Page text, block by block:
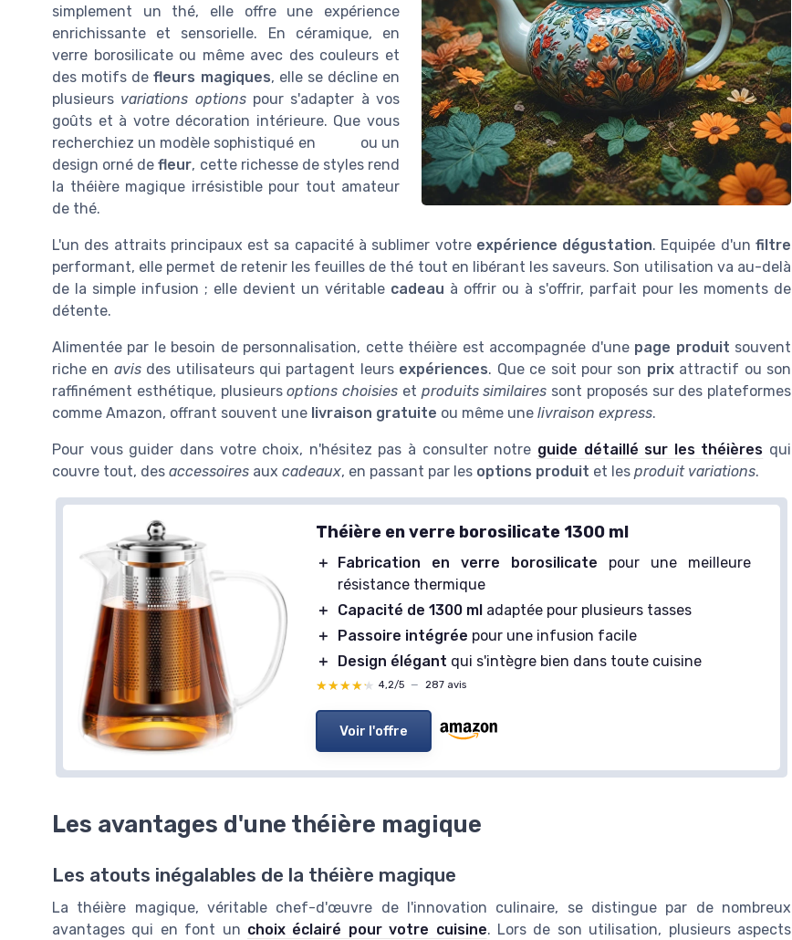
simplement un thé, elle offre une expérience
enrichissante et sensorielle. En céramique, en
verre borosilicate ou même avec des couleurs et
des motifs defleurs magiques, elle se décline en
plusieurs variations optionspour s'adapter à vos
goûts et à votre décoration intérieure. Que vous
recherchiez un modèle sophistiqué en
ou un
design orné defleur, cette richesse de styles rend
la théière magique irrésistible pour tout amateur
de thé.
L'un des attraits principaux est sa capacité à sublimer votre expérience dégustation. Equipée d'unfiltre
performant, elle permet de retenir les feuilles de thé tout en libérant les saveurs. Son utilisation va au-delà
de la simple infusion ; elle devient un véritable cadeau à offrir ou à s'offrir, parfait pour les moments de
détente.
Alimentée par le besoin de personnalisation, cette théière est accompagnée d'une page produit souvent
riche en avisdes utilisateurs qui partagent leurs expériences. Que ce soit pour son prixattractif ou son
raffinément esthétique, plusieursoptions choisies et produits similaires sont proposés sur des plateformes
comme Amazon, offrant souvent une livraison gratuite ou même une livraison express.
Pour vous guider dans votre choix, n'hésitez pas à consulter notre guide détaillé sur les théières qui
couvre tout, des accessoires aux cadeaux, en passant par les options produit et les produit variations.
Théière en verre borosilicate 1300 ml
＋ Fabrication en verre borosilicate pour une meilleure
résistance thermique
＋
Capacité de 1300 ml adaptée pour plusieurs tasses
＋
Passoire intégrée pour une infusion facile
＋
Design élégant qui s'intègre bien dans toute cuisine
★★★★★
★★★★★ 4,2/5 — 287 avis
Voir l'offre
Les avantages d'une théière magique
Les atouts inégalables de la théière magique
La théière magique, véritable chef-d'œuvre de l'innovation culinaire, se distingue par de nombreux
avantages qui en font un choix éclairé pour votre cuisine. Lors de son utilisation, plusieurs aspects